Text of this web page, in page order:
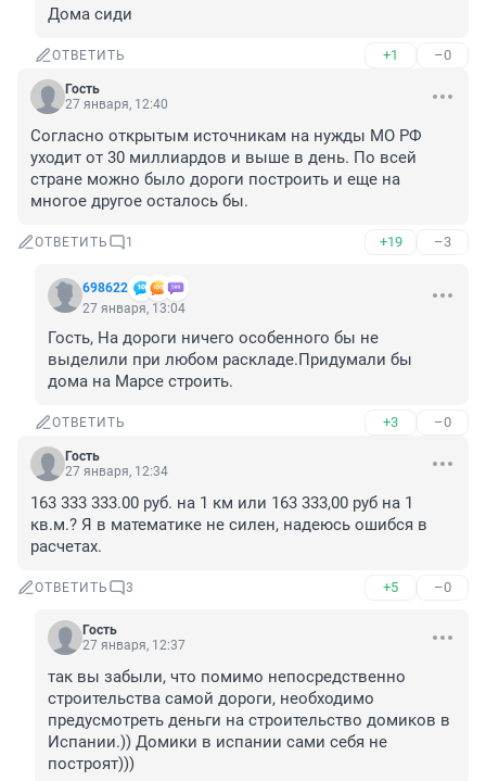
Дома сиди
ОТВЕТИТЬ +1 –0
Гость
27 января, 12:40
Согласно открытым источникам на нужды МО РФ
уходит от 30 миллиардов и выше в день. По всей
стране можно было дороги построить и еще на
многое другое осталось бы.
ОТВЕТИТЬ 1 +19 –3
698622
27 января, 13:04
Гость, На дороги ничего особенного бы не
выделили при любом раскладе.Придумали бы
дома на Марсе строить.
ОТВЕТИТЬ +3 –0
Гость
27 января, 12:34
163 333 333.00 руб. на 1 км или 163 333,00 руб на 1
кв.м.? Я в математике не силен, надеюсь ошибся в
расчетах.
ОТВЕТИТЬ 3 +5 –0
Гость
27 января, 12:37
так вы забыли, что помимо непосредственно
строительства самой дороги, необходимо
предусмотреть деньги на строительство домиков в
Испании.)) Домики в испании сами себя не
построят)))